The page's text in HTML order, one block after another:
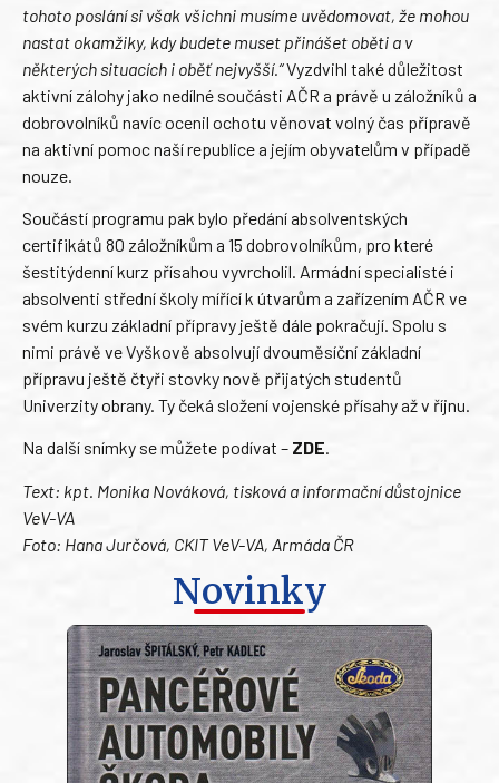
tohoto poslání si však všichni musíme uvědomovat, že mohou
nastat okamžiky, kdy budete muset přinášet oběti a v
některých situacích i oběť nejvyšší.“Vyzdvihl také důležitost
aktivní zálohy jako nedílné součásti AČR a právě u záložníků a
dobrovolníků navíc ocenil ochotu věnovat volný čas přípravě
na aktivní pomoc naší republice a jejím obyvatelům v případě
nouze.
Součástí programu pak bylo předání absolventských
certifikátů 80 záložníkům a 15 dobrovolníkům, pro které
šestitýdenní kurz přísahou vyvrcholil. Armádní specialisté i
absolventi střední školy mířící k útvarům a zařízením AČR ve
svém kurzu základní přípravy ještě dále pokračují. Spolu s
nimi právě ve Vyškově absolvují dvouměsíční základní
přípravu ještě čtyři stovky nově přijatých studentů
Univerzity obrany. Ty čeká složení vojenské přísahy až v říjnu.
Na další snímky se můžete podívat – ZDE.
Text: kpt. Monika Nováková, tisková a informační důstojnice
VeV-VA
Foto: Hana Jurčová, CKIT VeV-VA, Armáda ČR
Novinky